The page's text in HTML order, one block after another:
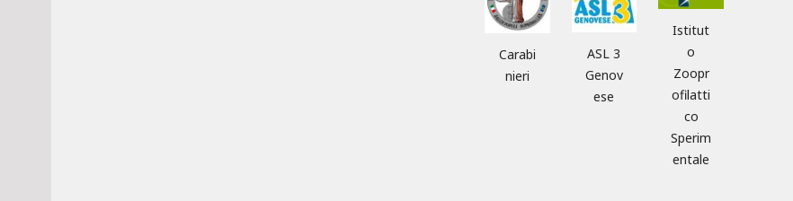
Carabi
nieri
ASL 3
Genov
ese
Istitut
o
Zoopr
ofilatti
co
Sperim
entale